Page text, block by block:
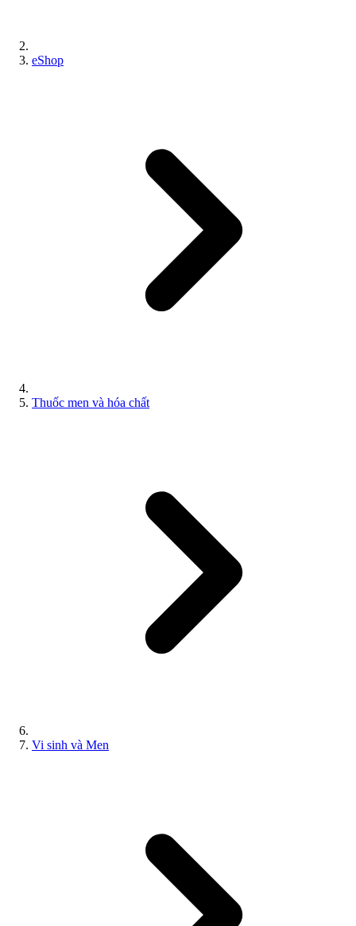
eShop
Thuốc men và hóa chất
Vi sinh và Men